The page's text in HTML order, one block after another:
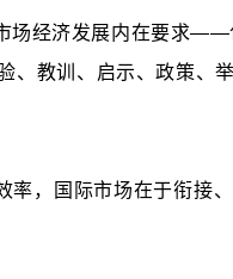
经济发展内在要求——
教训、启示、政策、
，国际市场在于衔接